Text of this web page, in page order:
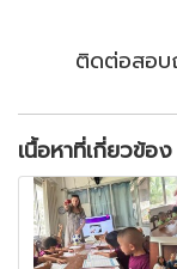
ติดต่อสอ
เนื้อหาที่เกี่ยวข้อง